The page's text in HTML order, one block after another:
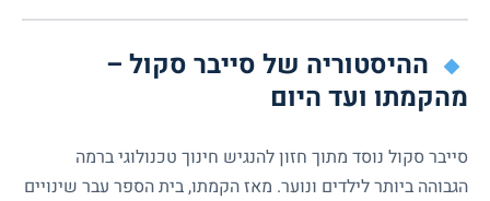
ההיסטוריה של סייבר סקול –
מהקמתו ועד היום
סייבר סקול נוסד מתוך חזון להנגיש חינוך טכנולוגי ברמה
הגבוהה ביותר לילדים ונוער. מאז הקמתו, בית הספר עבר שינויים